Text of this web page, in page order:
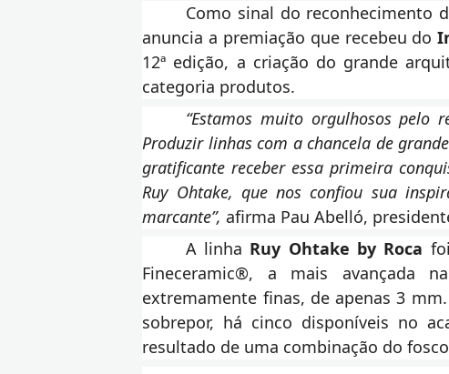
Como sinal do reconhecimento
anuncia a premiação que recebeu do
12ª edição, a criação do grande
categoria produtos.
“Estamos muito orgulhosos pelo
Produzir linhas com a chancela de
gratificante receber essa primeira
Ruy Ohtake, que nos confiou sua
marcante”,afirma Pau Abelló,
A linha Ruy Ohtake by Roca
Fineceramic®, a mais avançada
extremamente finas, de apenas 3
sobrepor, há cinco disponíveis no
resultado de uma combinação do